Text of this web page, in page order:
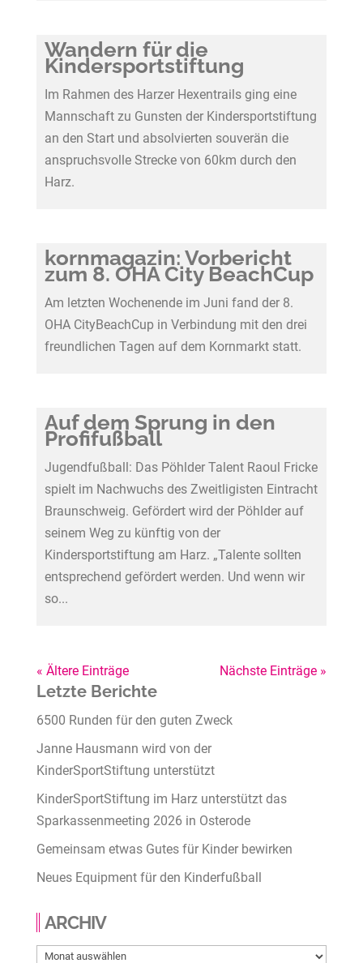
Wandern für die
Kindersportstiftung
Im Rahmen des Harzer Hexentrails ging eine
Mannschaft zu Gunsten der Kindersportstiftung
an den Start und absolvierten souverän die
anspruchsvolle Strecke von 60km durch den
Harz.
kornmagazin: Vorbericht
zum 8. OHA City BeachCup
Am letzten Wochenende im Juni fand der 8.
OHA CityBeachCup in Verbindung mit den drei
freundlichen Tagen auf dem Kornmarkt statt.
Auf dem Sprung in den
Profifußball
Jugendfußball: Das Pöhlder Talent Raoul Fricke
spielt im Nachwuchs des Zweitligisten Eintracht
Braunschweig. Gefördert wird der Pöhlder auf
seinem Weg zu künftig von der
Kindersportstiftung am Harz. „Talente sollten
entsprechend gefördert werden. Und wenn wir
so...
« Ältere Einträge Nächste Einträge »
Letzte Berichte
6500 Runden für den guten Zweck
Janne Hausmann wird von der
KinderSportStiftung unterstützt
KinderSportStiftung im Harz unterstützt das
Sparkassenmeeting 2026 in Osterode
Gemeinsam etwas Gutes für Kinder bewirken
Neues Equipment für den Kinderfußball
ARCHIV
Archiv